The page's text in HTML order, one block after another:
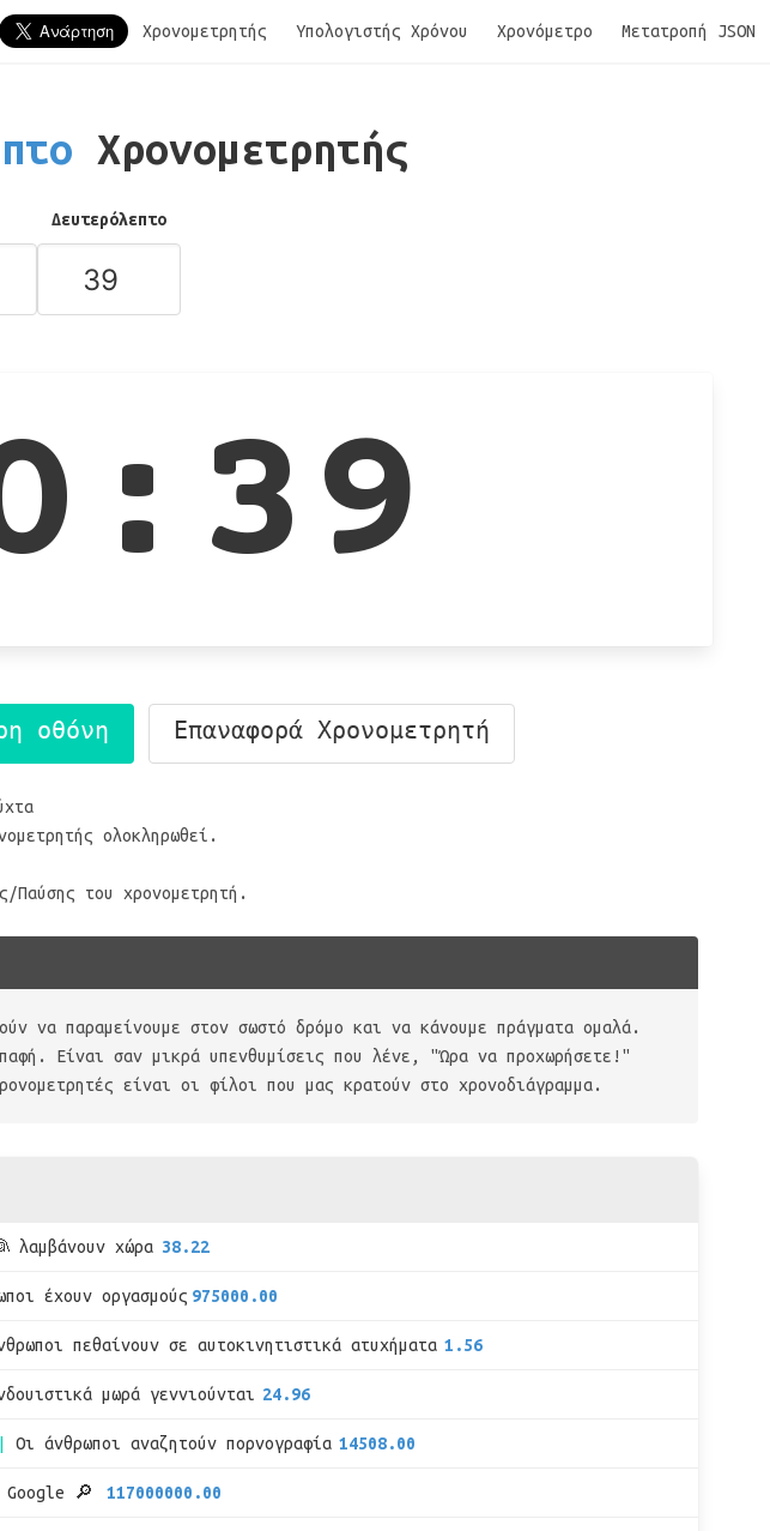
Χρονομετρητής Υπολογιστής Χρόνου Χρονόμετρο Μετατροπή JSON
Χρονομετρητής
Δευτερόλεπτο
οθόνη Επαναφορά Χρονομετρητή
ολοκληρωθεί.
Παύσης του χρονομετρητή.
να παραμείνουμε στον σωστό δρόμο και να κάνουμε πράγματα ομαλά.
Είναι σαν μικρά υπενθυμίσεις που λένε, "Ώρα να προχωρήσετε!"
είναι οι φίλοι που μας κρατούν στο χρονοδιάγραμμα.
λαμβάνουν χώρα 38.22
έχουν οργασμούς 975000.00
πεθαίνουν σε αυτοκινητιστικά ατυχήματα 1.56
μωρά γεννιούνται 24.96
Οι άνθρωποι αναζητούν πορνογραφία 14508.00
Google 🔎 117000000.00